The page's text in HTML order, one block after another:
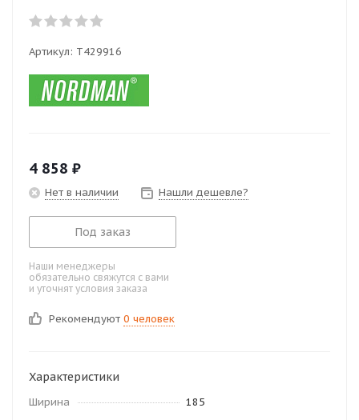
Артикул: T429916
4 858 ₽
Нет в наличии Нашли дешевле?
Под заказ
Наши менеджеры
обязательно свяжутся с вами
и уточнят условия заказа
Рекомендуют 0 человек
Характеристики
Ширина
185